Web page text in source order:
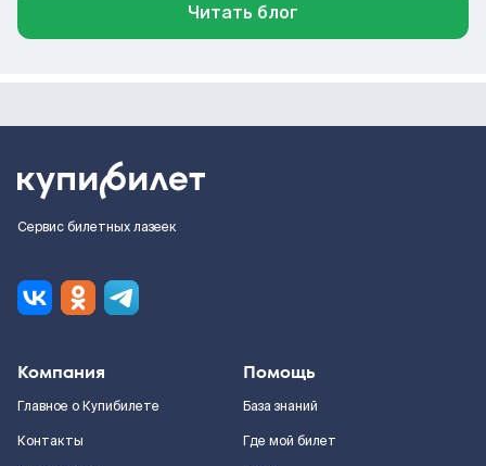
Читать блог
Сервис билетных лазеек
Компания
Главное о Купибилете
Контакты
Помощь
База знаний
Где мой билет